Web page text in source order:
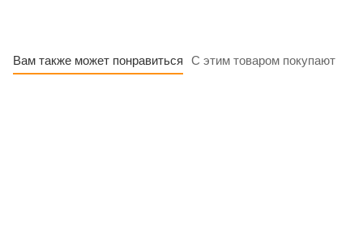
Вам также может понравиться С этим товаром покупают